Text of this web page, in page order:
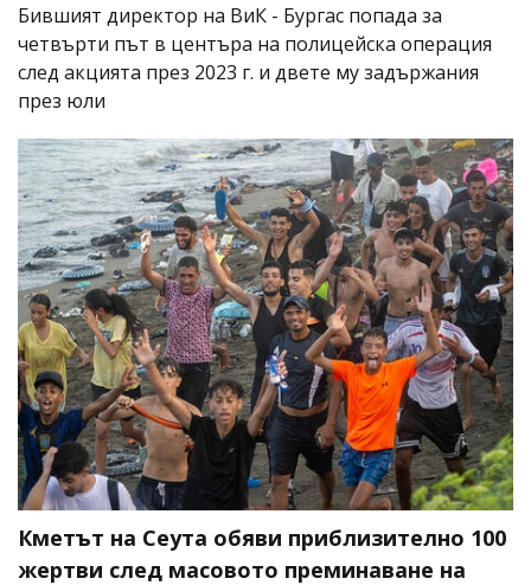
Бившият директор на ВиК - Бургас попада за
четвърти път в центъра на полицейска операция
след акцията през 2023 г. и двете му задържания
през юли
Кметът на Сеута обяви приблизително 100
жертви след масовото преминаване на